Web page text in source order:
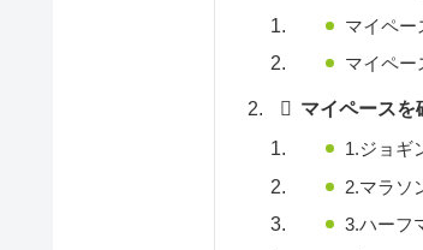
マイペー
マイペー
マイペースを
1.ジョギ
2.マラソ
3.ハーフ